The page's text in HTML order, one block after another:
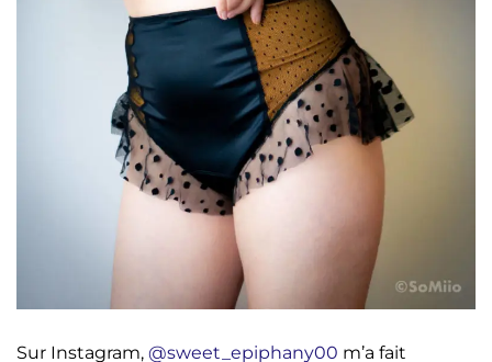
Sur Instagram, @sweet_epiphany00 m’a fait